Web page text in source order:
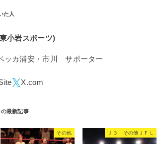
小岩スポーツ)
ッカ浦安・市川 サポーター
その他 Ｊ３ その他ＪＦＬ